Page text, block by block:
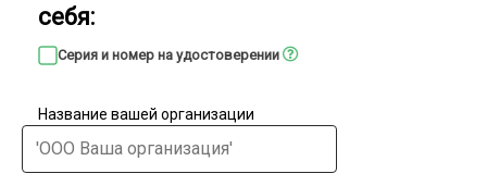
себя:
Серия и номер на удостоверении
Название вашей организации